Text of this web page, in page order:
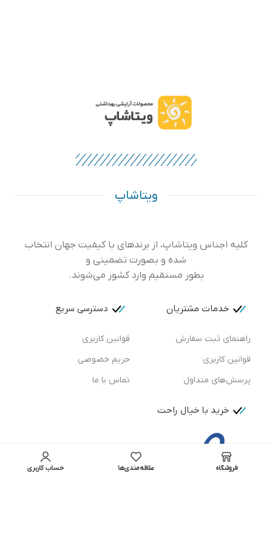
ویتاشاپ
کلیه اجناس ویتاشاپ، از برندهای با کیفیت جهان انتخاب
شده و بصورت تضمینی و
بطور مستقیم وارد کشور می‌شوند.
خدمات مشتریان
راهنمای ثبت سفارش
قوانین کاربری
پرسش‌های متداول
دسترسی سریع
قوانین کاربری
حریم خصوصی
تماس با ما
خرید با خیال راحت
فروشگاه علاقه‌مندی‌ها حساب کاربری